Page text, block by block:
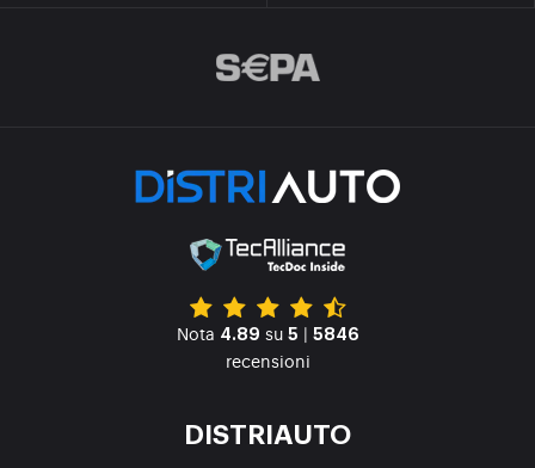
Nota 4.89 su 5 | 5846
recensioni
DISTRIAUTO